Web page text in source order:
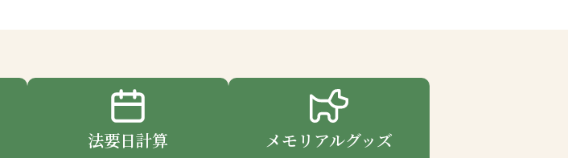
法要日計算 メモリアルグッズ